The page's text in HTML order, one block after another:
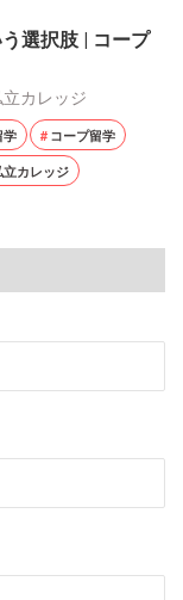
選択肢 | コープ
カレッジ
学
コープ留学
立カレッジ